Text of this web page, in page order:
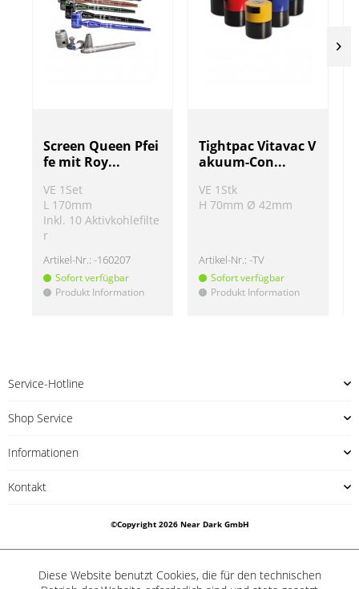
Screen Queen Pfei
fe mit Roy...
VE 1Set
L 170mm
Inkl. 10 Aktivkohlefilte
r
Artikel-Nr.: -160207
Sofort verfügbar
! Produkt Information
Tightpac Vitavac V
akuum-Con...
VE 1Stk
H 70mm Ø 42mm
Artikel-Nr.: -TV
Sofort verfügbar
! Produkt Information
Service-Hotline
Shop Service
Informationen
Kontakt
©Copyright 2026 Near Dark GmbH
Diese Website benutzt Cookies, die für den technischen